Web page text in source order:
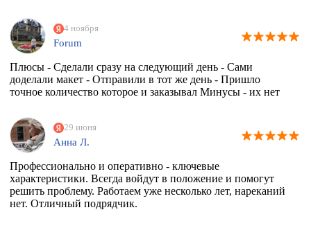
4 ноября
Forum
Плюсы - Сделали сразу на следующий день - Сами
доделали макет - Отправили в тот же день - Пришло
точное количество которое и заказывал Минусы - их нет
29 июня
Анна Л.
Профессионально и оперативно - ключевые
характеристики. Всегда войдут в положение и помогут
решить проблему. Работаем уже несколько лет, нареканий
нет. Отличный подрядчик.